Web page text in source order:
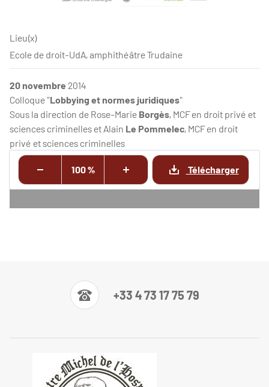
Lieu(x)
Ecole de droit-UdA, amphithéâtre Trudaine
20 novembre 2014
Colloque "Lobbying et normes juridiques"
Sous la direction de Rose-Marie Borgès, MCF en droit privé et
sciences criminelles et Alain Le Pommelec, MCF en droit
privé et sciences criminelles
100 % Télécharger
+33 4 73 17 75 79